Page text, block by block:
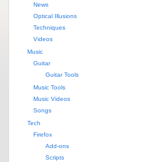
News
Optical Illusions
Techniques
Videos
Music
Guitar
Guitar Tools
Music Tools
Music Videos
Songs
Tech
Firefox
Add-ons
Scripts